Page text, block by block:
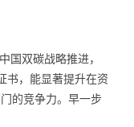
国双碳战略推进，
书，能显著提升在资
的竞争力。早一步